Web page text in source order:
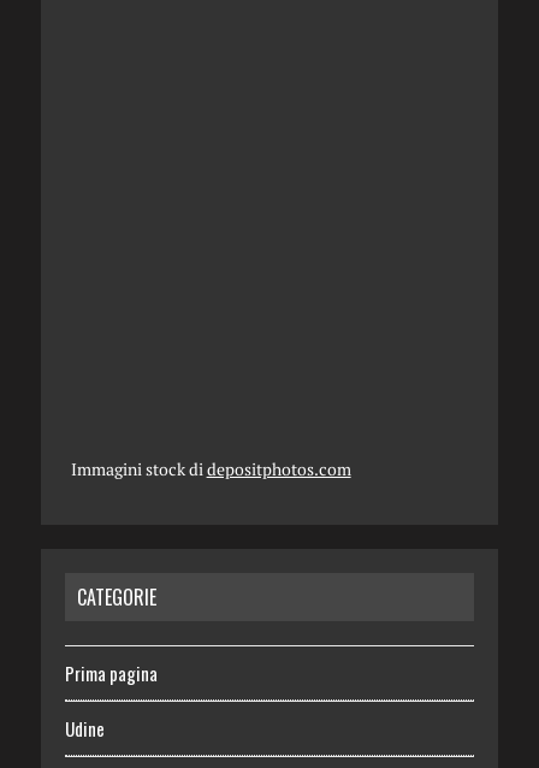
Immagini stock didepositphotos.com
CATEGORIE
Prima pagina
Udine